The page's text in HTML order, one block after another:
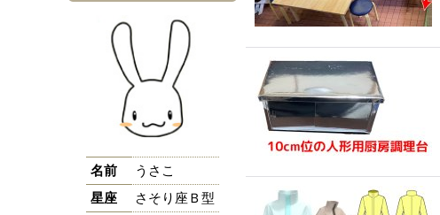
名前
うさこ
星座
さそり座Ｂ型